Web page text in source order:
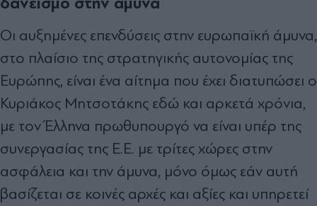
Οι αυξημένες επενδύσεις στην ευρωπαϊκή άμυνα,
στο πλαίσιο της στρατηγικής αυτονομίας της
Ευρώπης, είναι ένα αίτημα που έχει διατυπώσει ο
Κυριάκος Μητσοτάκης εδώ και αρκετά χρόνια,
με τον Έλληνα πρωθυπουργό να είναι υπέρ της
συνεργασίας της Ε.Ε. με τρίτες χώρες στην
ασφάλεια και την άμυνα, μόνο όμως εάν αυτή
βασίζεται σε κοινές αρχές και αξίες και υπηρετεί